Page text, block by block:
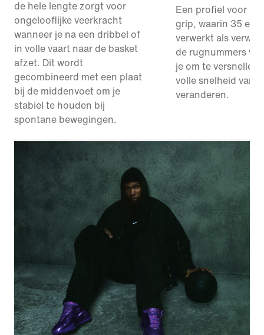
de hele lengte zorgt voor
ongelooflijke veerkracht
wanneer je na een dribbel of
in volle vaart naar de basket
afzet. Dit wordt
gecombineerd met een plaat
bij de middenvoet om je
stabiel te houden bij
spontane bewegingen.
Een profiel voor
grip, waarin 35 en
verwerkt als
de rugnummers
je om te versnellen
volle snelheid van
veranderen.